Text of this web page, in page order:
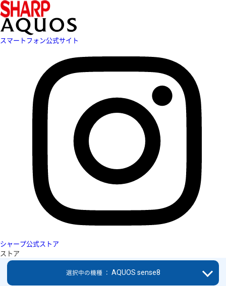
スマートフォン公式サイト
シャープ公式ストア
ストア
選択中の機種 ： AQUOS sense8